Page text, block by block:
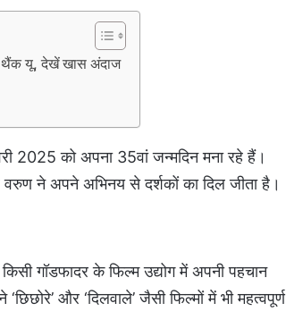
थैंक यू, देखें खास अंदाज
2025 को अपना 35वां जन्मदिन मना रहे हैं।
वरुण ने अपने अभिनय से दर्शकों का दिल जीता है।
गॉडफादर के फिल्म उद्योग में अपनी पहचान
और ‘दिलवाले’ जैसी फिल्मों में भी महत्वपूर्ण